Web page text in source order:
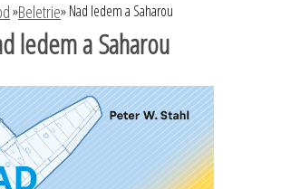
»Beletrie»Nad ledem a Saharou
ledem a Saharou